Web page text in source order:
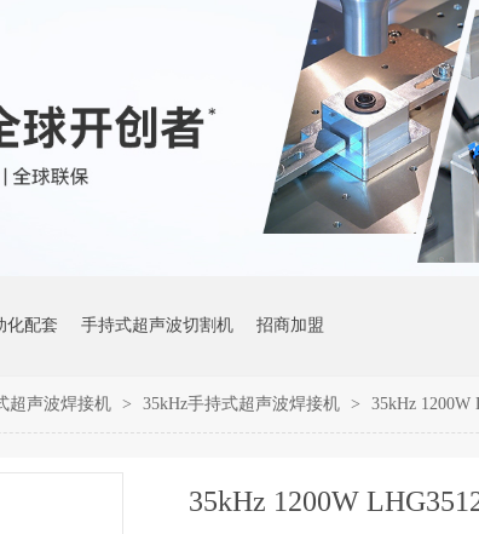
化配套 手持式超声波切割机 招商加盟
超声波焊接机 > 35kHz手持式超声波焊接机 > 35kHz
35kHz 1200W